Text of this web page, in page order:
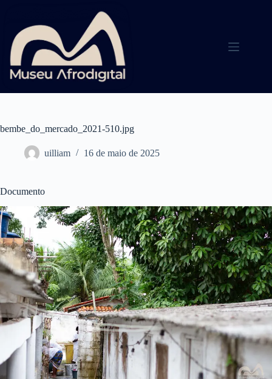
conteúdo
bembe_do_mercado_2021-510.jpg
uilliam 16 de maio de 2025
Documento